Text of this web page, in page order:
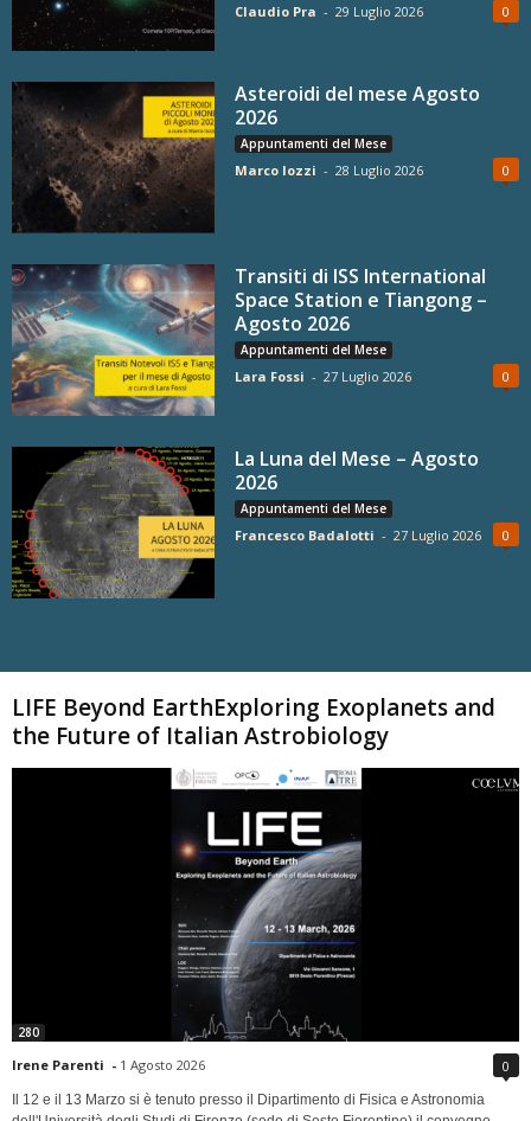
Claudio Pra - 29 Luglio 2026 0
Asteroidi del mese Agosto
2026
Appuntamenti del Mese
Marco Iozzi - 28 Luglio 2026 0
Transiti di ISS International
Space Station e Tiangong –
Agosto 2026
Appuntamenti del Mese
Lara Fossi - 27 Luglio 2026 0
La Luna del Mese – Agosto
2026
Appuntamenti del Mese
Francesco Badalotti - 27 Luglio 2026 0
LIFE Beyond EarthExploring Exoplanets and
the Future of Italian Astrobiology
280
Irene Parenti - 1 Agosto 2026 0
Il 12 e il 13 Marzo si è tenuto presso il Dipartimento di Fisica e Astronomia